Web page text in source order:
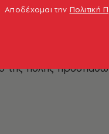
και
και ξέμεινε
κάνει τον γύρο
της πόλης
Αποδέχομαι την